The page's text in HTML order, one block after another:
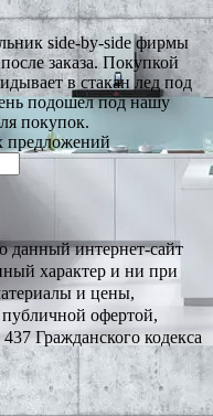
side-by-side фирмы
заказа. Покупкой
в стакан лед под
подошел под нашу
покупок.
предложений
данный интернет-сайт
характер и ни при
и цены,
офертой,
Гражданского кодекса